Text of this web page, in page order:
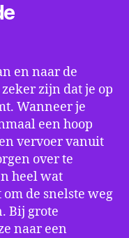
en naar de
zijn dat je op
Wanneer je
een hoop
vervoer vanuit
over te
heel wat
de snelste weg
Bij grote
naar een